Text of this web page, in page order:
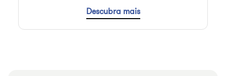
Descubra mais